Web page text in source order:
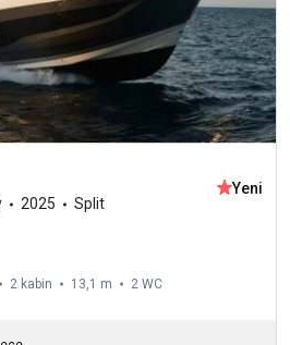
2025 Split
Yeni
2 kabin 13,1 m 2 WC